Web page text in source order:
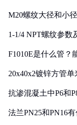
M20螺纹大径和小
1-1/4 NPT螺纹参数
F1010E是什么管？
20x40x2镀锌方管
抗渗混凝土中P6和
法兰PN25和PN16